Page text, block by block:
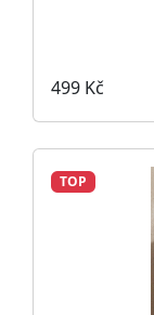
499 Kč
TOP